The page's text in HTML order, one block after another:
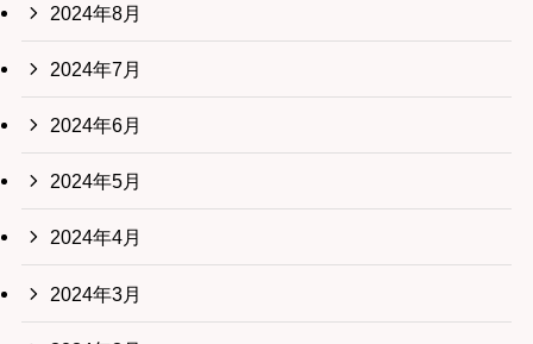
2024年8月
2024年7月
2024年6月
2024年5月
2024年4月
2024年3月